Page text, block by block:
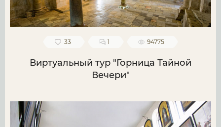
33 1 94775
Виртуальный тур "Горница Тайной
Вечери"